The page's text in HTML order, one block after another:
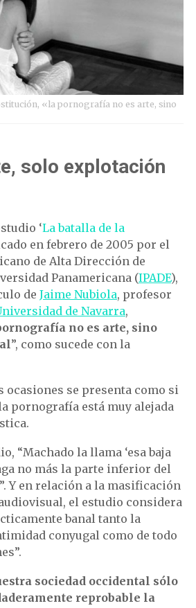
«la pornografía no es arte, sino
solo explotación
‘La batalla de la
en febrero de 2005 por el
de Alta Dirección de
Panamericana (IPADE),
de Jaime Nubiola, profesor
de Navarra,
no es arte, sino
”, como sucede con la
ocasiones se presenta como si
pornografía está muy alejada
“Machado la llama ‘esa baja
no más la parte inferior del
Y en relación a la masificación
el estudio considera
banal tanto la
conyugal como de todo
sociedad occidental sólo
reprobable la